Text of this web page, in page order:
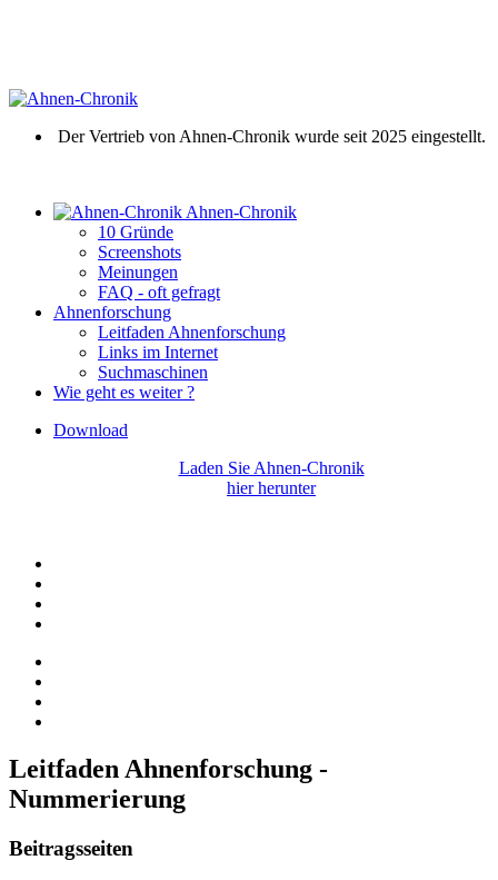
Der Vertrieb von Ahnen-Chronik wurde seit 2025 eingestellt.
Ahnen-Chronik
10 Gründe
Screenshots
Meinungen
FAQ - oft gefragt
Ahnenforschung
Leitfaden Ahnenforschung
Links im Internet
Suchmaschinen
Wie geht es weiter ?
Download
Laden Sie Ahnen-Chronik
hier herunter
Leitfaden Ahnenforschung -
Nummerierung
Beitragsseiten